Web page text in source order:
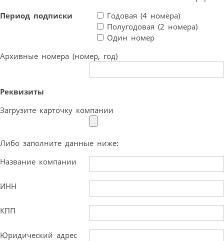
Период подписки
Годовая (4 номера)
Полугодовая (2 номера)
Один номер
Архивные номера (номер, год)
Реквизиты
Загрузите карточку компании
Либо заполните данные ниже:
Название компании
ИНН
КПП
Юридический адрес